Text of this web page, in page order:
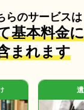
らのサービスは
基本料金に
まれます